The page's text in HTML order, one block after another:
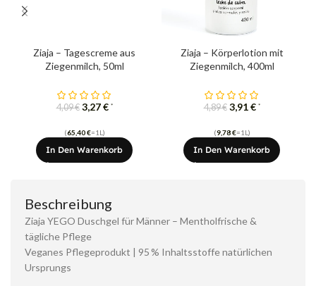
Ziaja – Tagescreme aus
Ziegenmilch, 50ml
4,09€ 3,27€ *
(65,40€=1L)
In Den Warenkorb
Ziaja – Körperlotion mit
Ziegenmilch, 400ml
4,89€ 3,91€ *
(9,78€=1L)
In Den Warenkorb
Beschreibung
Ziaja YEGO Duschgel für Männer – Mentholfrische &
tägliche Pflege
Veganes Pflegeprodukt | 95 % Inhaltsstoffe natürlichen
Ursprungs